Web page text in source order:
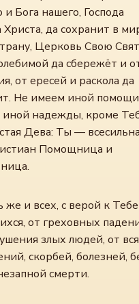
и Бога нашего, Господа
Христа, да сохранит в
Церковь Свою
да сбережёт и
от ересей и раскола да
Не имеем иной
надежды, кроме
Дева: Ты —
Помощница и
же и всех, с верой к Тебе
от греховных
злых людей, от
скорбей, болезней,
смерти.